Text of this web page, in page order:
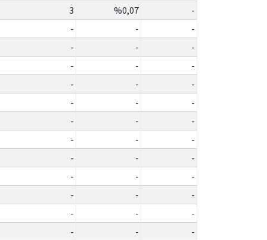
3 %0,07
-
- -
-
- -
-
- -
-
- -
-
- -
-
- -
-
- -
-
- -
-
- -
-
- -
-
- -
-
- -
-